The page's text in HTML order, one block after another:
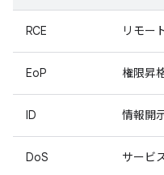
RCE リモー
EoP 権限昇
ID 情報開
DoS サービ